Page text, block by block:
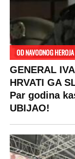
OD NAVODNOG
GENERAL
HRVATI GA
Par godina
UBIJAO!